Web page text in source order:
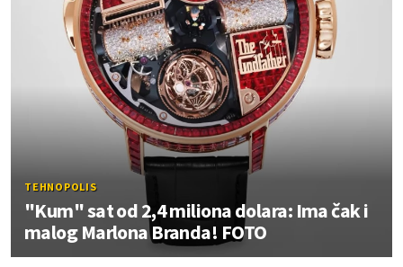
TEHNOPOLIS
"Kum" sat od 2,4 miliona dolara: Ima čak i
malog Marlona Branda! FOTO